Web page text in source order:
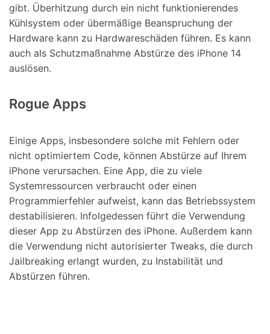
gibt. Überhitzung durch ein nicht funktionierendes
Kühlsystem oder übermäßige Beanspruchung der
Hardware kann zu Hardwareschäden führen. Es kann
auch als Schutzmaßnahme Abstürze des iPhone 14
auslösen.
Rogue Apps
Einige Apps, insbesondere solche mit Fehlern oder
nicht optimiertem Code, können Abstürze auf Ihrem
iPhone verursachen. Eine App, die zu viele
Systemressourcen verbraucht oder einen
Programmierfehler aufweist, kann das Betriebssystem
destabilisieren. Infolgedessen führt die Verwendung
dieser App zu Abstürzen des iPhone. Außerdem kann
die Verwendung nicht autorisierter Tweaks, die durch
Jailbreaking erlangt wurden, zu Instabilität und
Abstürzen führen.